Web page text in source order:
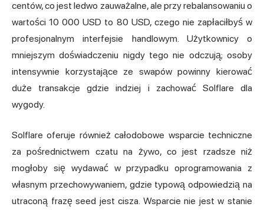
centów, co jest ledwo zauważalne, ale przy rebalansowaniu o
wartości 10 000 USD to 80 USD, czego nie zapłaciłbyś w
profesjonalnym interfejsie handlowym. Użytkownicy o
mniejszym doświadczeniu nigdy tego nie odczują; osoby
intensywnie korzystające ze swapów powinny kierować
duże transakcje gdzie indziej i zachować Solflare dla
wygody.
Solflare oferuje również całodobowe wsparcie techniczne
za pośrednictwem czatu na żywo, co jest rzadsze niż
mogłoby się wydawać w przypadku oprogramowania z
własnym przechowywaniem, gdzie typową odpowiedzią na
utraconą frazę seed jest cisza. Wsparcie nie jest w stanie